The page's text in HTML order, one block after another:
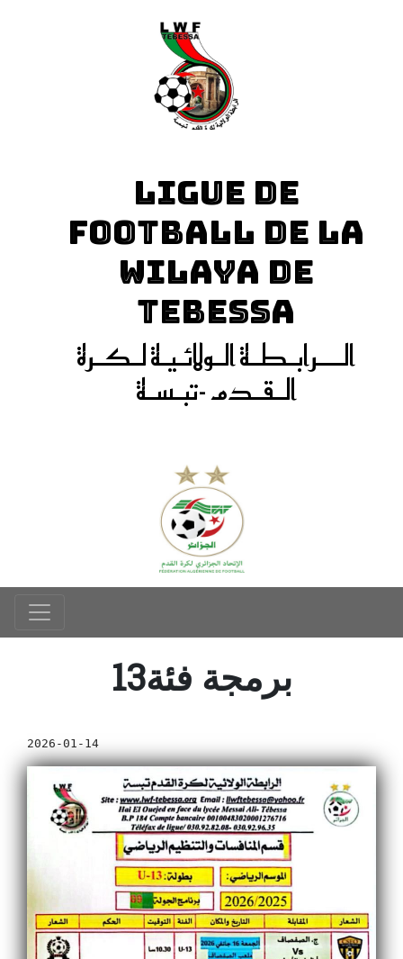
LIGUE DE
FOOTBALL DE LA
WILAYA DE
TEBESSA
الـــرابـطـة الـولائـيـة لـكـرة
الـقـدم -تبـسـة
13برمجة فئة
2026-01-14